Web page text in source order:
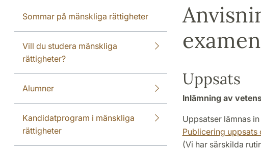
Sommar på mänskliga rättigheter
Vill du studera mänskliga
rättigheter?
Alumner
Kandidatprogram i mänskliga
rättigheter
Uppsats
Inlämning av
Uppsatser lämnas
Publicering uppsats
(Vi har särskilda